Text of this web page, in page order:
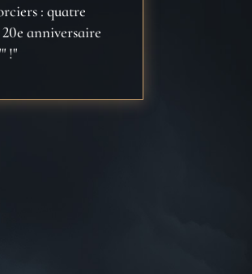
: quatre
anniversaire
!"